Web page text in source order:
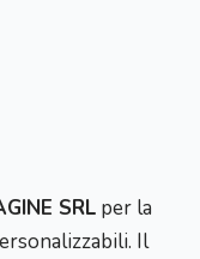
SRL per la
Il